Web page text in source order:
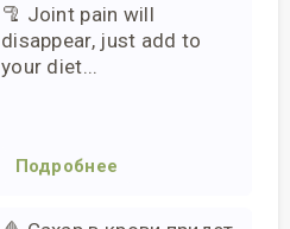
🦿 Joint pain will
disappear, just add to
your diet...
Подробнее